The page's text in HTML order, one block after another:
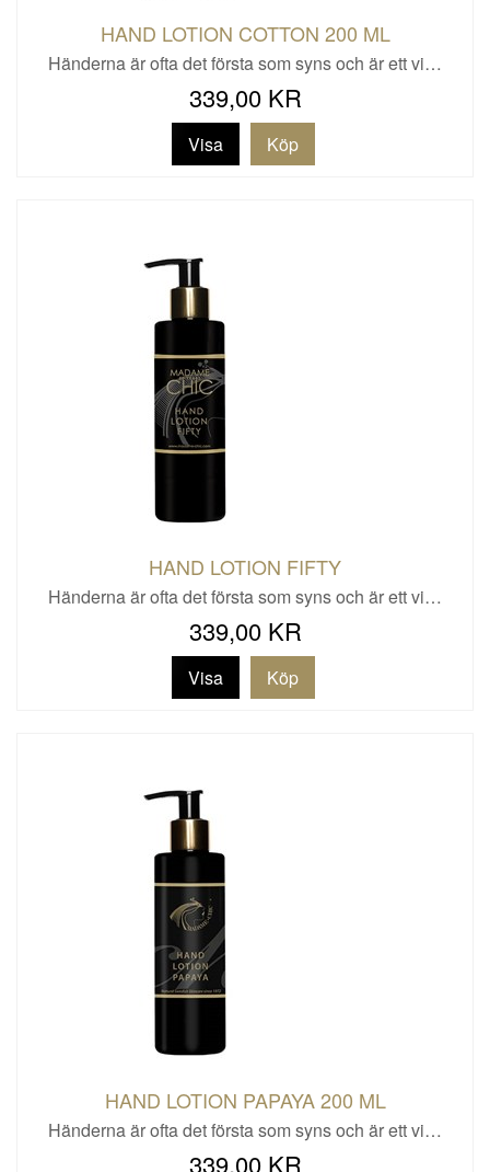
HAND LOTION COTTON 200 ML
Händerna är ofta det första som syns och är ett vi…
339,00 KR
Visa
HAND LOTION FIFTY
Händerna är ofta det första som syns och är ett vi…
339,00 KR
Visa
HAND LOTION PAPAYA 200 ML
Händerna är ofta det första som syns och är ett vi…
339,00 KR